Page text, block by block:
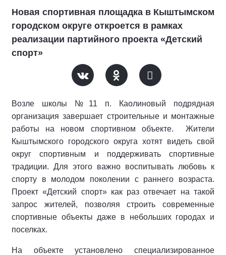
Новая спортивная площадка в Кыштымском
городском округе откроется в рамках
реализации партийного проекта «Детский
спорт»
Возле школы №11 п. Каолиновый подрядная
организация завершает строительные и монтажные
работы на новом спортивном объекте. Жители
Кыштымского городского округа хотят видеть свой
округ спортивным и поддерживать спортивные
традиции. Для этого важно воспитывать любовь к
спорту в молодом поколении с раннего возраста.
Проект «Детский спорт» как раз отвечает на такой
запрос жителей, позволяя строить современные
спортивные объекты даже в небольших городах и
поселках.
На объекте установлено специализированное